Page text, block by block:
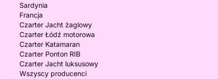
Sardynia
Francja
Czarter Jacht żaglowy
Czarter Łódź motorowa
Czarter Katamaran
Czarter Ponton RIB
Czarter Jacht luksusowy
Wszyscy producenci